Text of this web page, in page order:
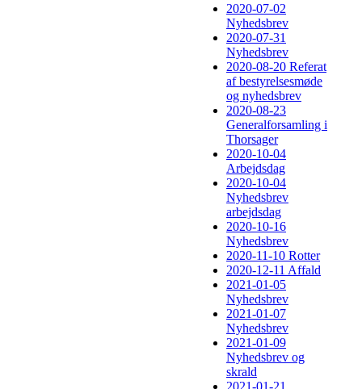
2020-07-02
Nyhedsbrev
2020-07-31
Nyhedsbrev
2020-08-20 Referat
af bestyrelsesmøde
og nyhedsbrev
2020-08-23
Generalforsamling i
Thorsager
2020-10-04
Arbejdsdag
2020-10-04
Nyhedsbrev
arbejdsdag
2020-10-16
Nyhedsbrev
2020-11-10 Rotter
2020-12-11 Affald
2021-01-05
Nyhedsbrev
2021-01-07
Nyhedsbrev
2021-01-09
Nyhedsbrev og
skrald
2021-01-21